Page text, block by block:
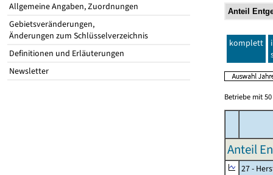
Allgemeine Angaben, Zuordnungen
Gebietsveränderungen,
Änderungen zum Schlüsselverzeichnis
Definitionen und Erläuterungen
Newsletter
komplett
Betriebe mit
Anteil
27 -